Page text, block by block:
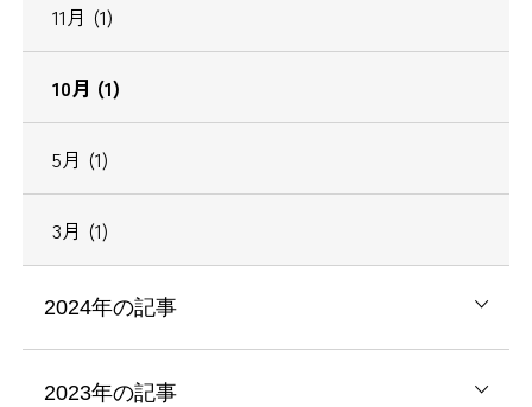
11月 (1)
10月 (1)
5月 (1)
3月 (1)
2024年の記事
2023年の記事